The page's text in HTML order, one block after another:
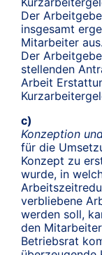
Der
insgesamt
Mitarbeiter aus.
Der
stellenden
Arbeit
c)
Konzeption
für die
Konzept zu
wurde, in
verbliebene
werden soll,
den
Betriebsrat